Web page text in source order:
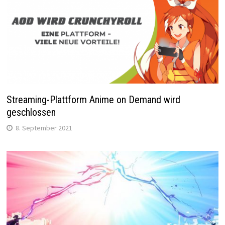
Streaming-Plattform Anime on Demand wird
geschlossen
8. September 2021